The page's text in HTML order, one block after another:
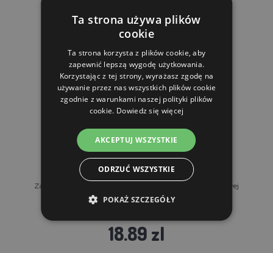
PRODUKTY POWIĄZANE
Zapasowa sprężyna do elektrycznej bramy ogrodzeniowej
18.89 zl
Ta strona używa plików
cookie
Ta strona korzysta z plików cookie, aby
zapewnić lepszą wygodę użytkowania.
Korzystając z tej strony, wyrażasz zgodę na
używanie przez nas wszystkich plików cookie
zgodnie z warunkami naszej polityki plików
cookie. Dowiedz się więcej
AKCEPTUJ WSZYSTKIE
ODRZUĆ WSZYSTKIE
POKAŻ SZCZEGÓŁY